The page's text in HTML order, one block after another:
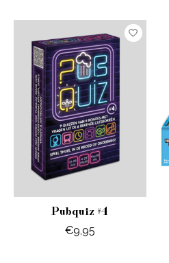
Pubquiz #4
€9,95